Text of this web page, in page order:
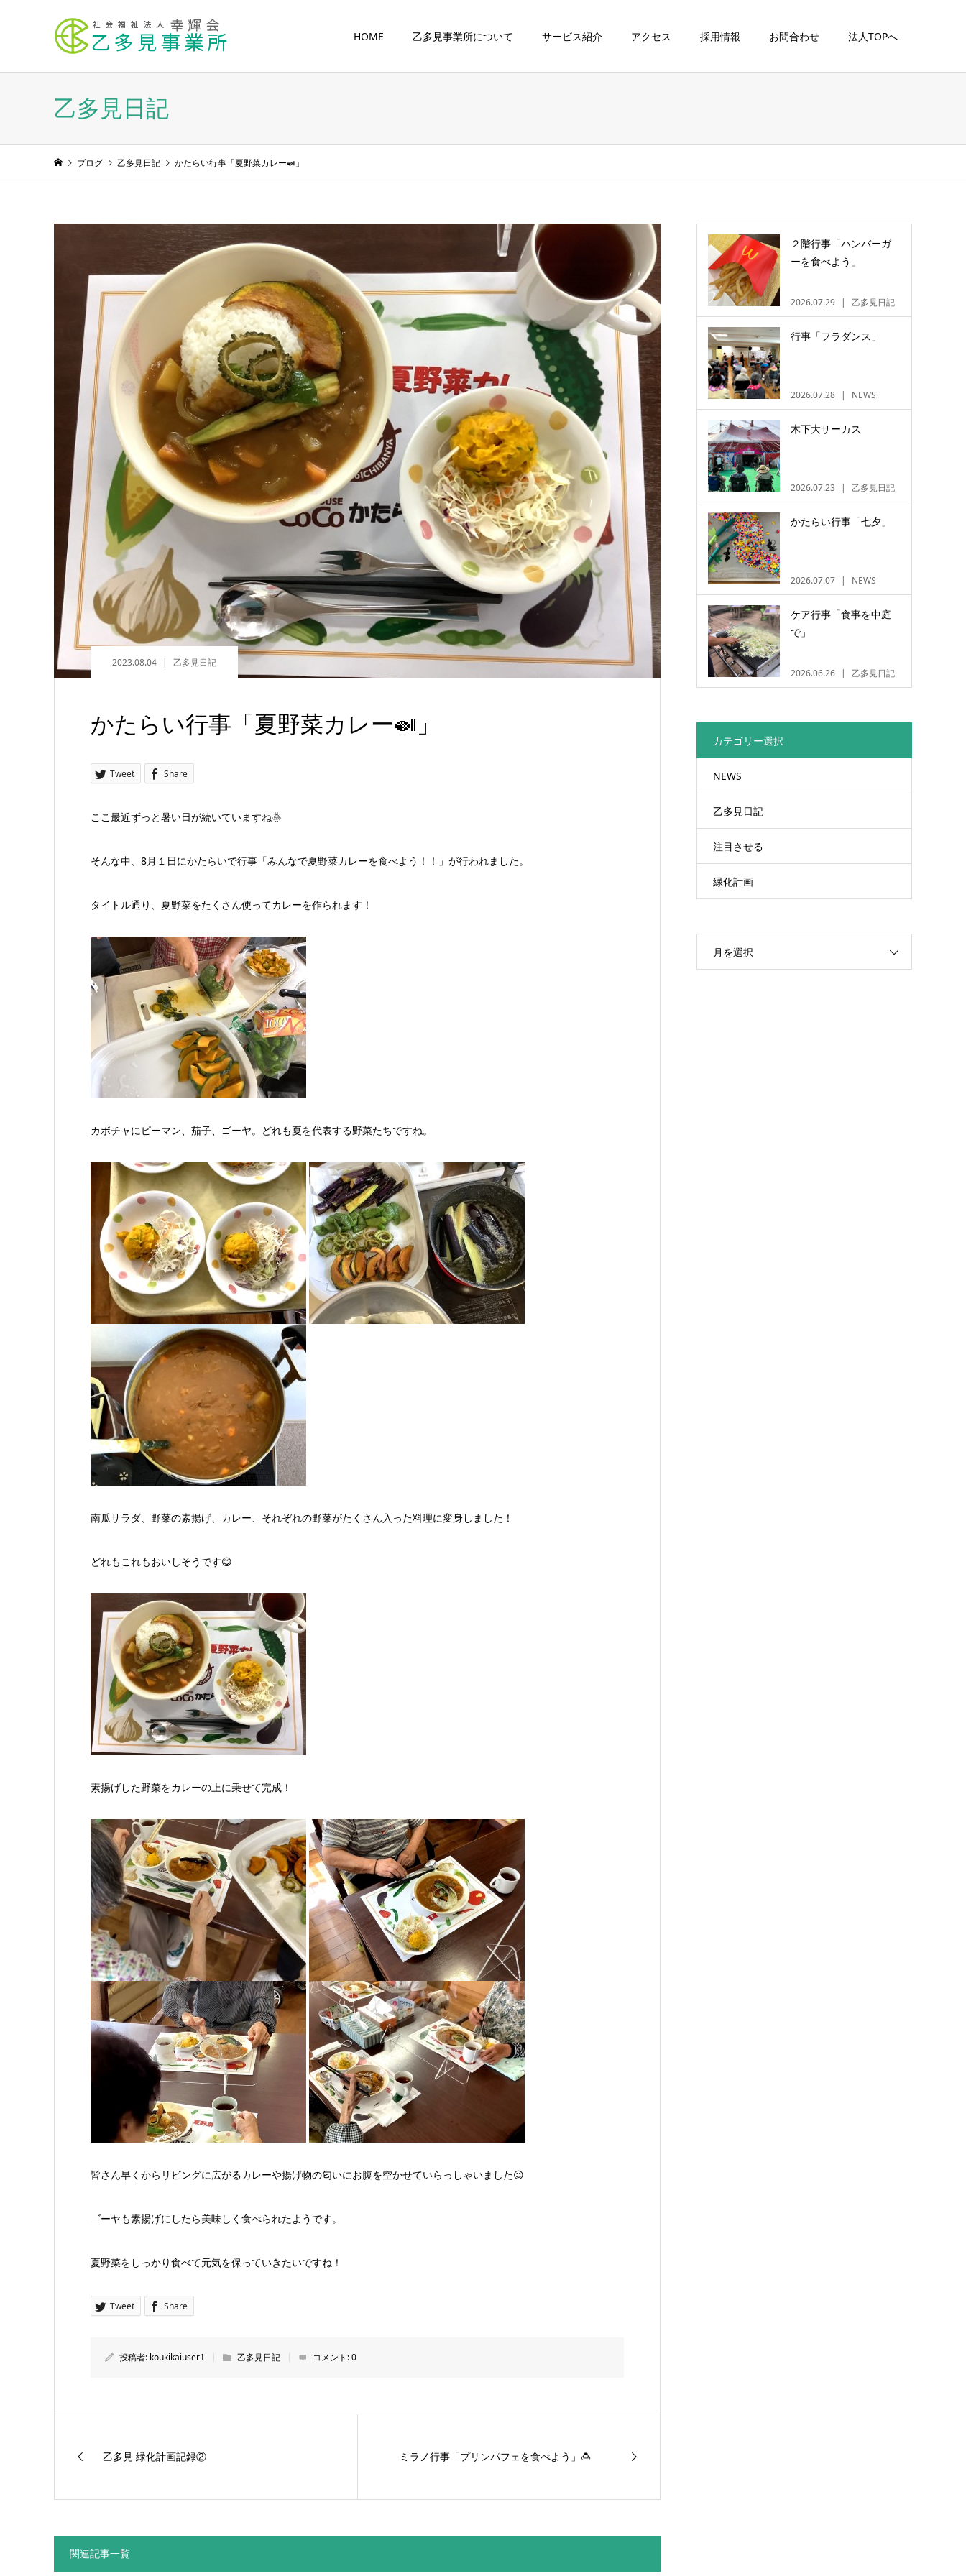
HOME 乙多見事業所について サービス紹介 アクセス 採用情報 お問合わせ 法人TOPへ
乙多見日記
ブログ 乙多見日記 かたらい行事「夏野菜カレー🍛」
2023.08.04 乙多見日記
かたらい行事「夏野菜カレー🍛」
Tweet Share
ここ最近ずっと暑い日が続いていますね🌞
そんな中、8月１日にかたらいで行事「みんなで夏野菜カレーを食べよう！！」が行われました。
タイトル通り、夏野菜をたくさん使ってカレーを作られます！
カボチャにピーマン、茄子、ゴーヤ。どれも夏を代表する野菜たちですね。
南瓜サラダ、野菜の素揚げ、カレー、それぞれの野菜がたくさん入った料理に変身しました！
どれもこれもおいしそうです😋
素揚げした野菜をカレーの上に乗せて完成！
皆さん早くからリビングに広がるカレーや揚げ物の匂いにお腹を空かせていらっしゃいました😉
ゴーヤも素揚げにしたら美味しく食べられたようです。
夏野菜をしっかり食べて元気を保っていきたいですね！
Tweet Share
投稿者: koukikaiuser1 乙多見日記 コメント:0
乙多見 緑化計画記録② ミラノ行事「プリンパフェを食べよう」🍮
関連記事一覧
２階行事「ハンバーガ
ーを食べよう」
2026.07.29 乙多見日記
行事「フラダンス」
2026.07.28 NEWS
木下大サーカス
2026.07.23 乙多見日記
かたらい行事「七夕」
2026.07.07 NEWS
ケア行事「食事を中庭
で」
2026.06.26 乙多見日記
カテゴリー選択
NEWS
乙多見日記
注目させる
緑化計画
月を選択